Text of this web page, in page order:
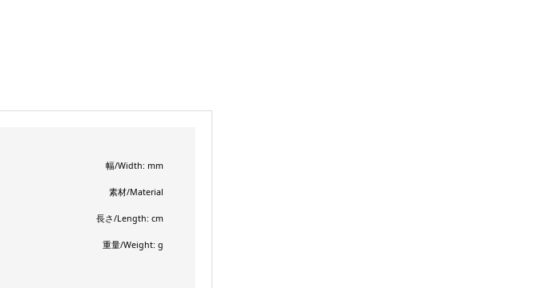
幅/Width: mm
素材/Material
長さ/Length: cm
重量/Weight: g